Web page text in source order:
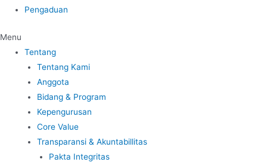
Pengaduan
Menu
Tentang
Tentang Kami
Anggota
Bidang & Program
Kepengurusan
Core Value
Transparansi & Akuntabillitas
Pakta Integritas